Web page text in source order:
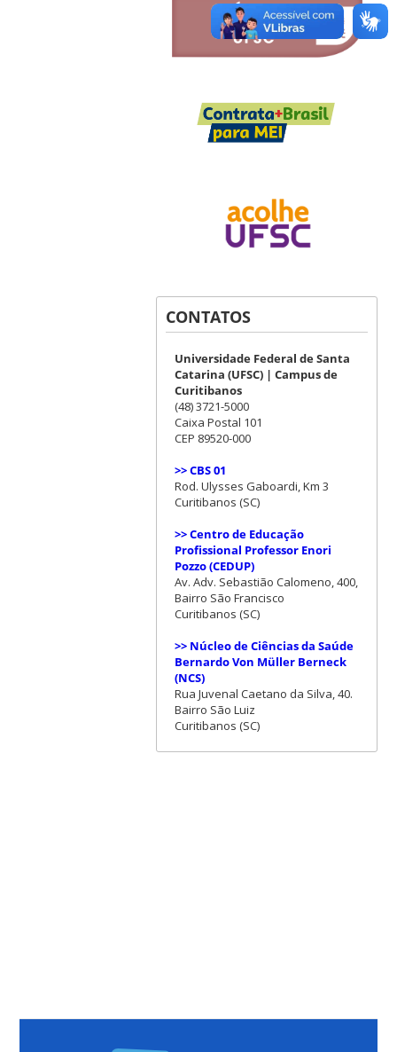
CONTATOS
Universidade Federal de Santa
Catarina (UFSC) | Campus de
Curitibanos
(48) 3721-5000
Caixa Postal 101
CEP 89520-000
>> CBS 01
Rod. Ulysses Gaboardi, Km 3
Curitibanos (SC)
>> Centro de Educação
Profissional Professor Enori
Pozzo (CEDUP)
Av. Adv. Sebastião Calomeno, 400,
Bairro São Francisco
Curitibanos (SC)
>> Núcleo de Ciências da Saúde
Bernardo Von Müller Berneck
(NCS)
Rua Juvenal Caetano da Silva, 40.
Bairro São Luiz
Curitibanos (SC)